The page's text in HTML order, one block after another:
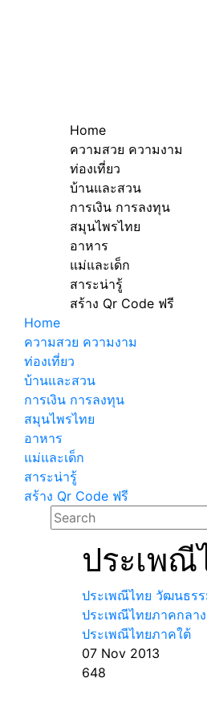
Home
ความสวย ความงาม
ท่องเที่ยว
บ้านและสวน
การเงิน การลงทุน
สมุนไพรไทย
อาหาร
แม่และเด็ก
สาระน่ารู้
สร้าง Qr Code ฟรี
Home
ความสวย ความงาม
ท่องเที่ยว
บ้านและสวน
การเงิน การลงทุน
สมุนไพรไทย
อาหาร
แม่และเด็ก
สาระน่ารู้
สร้าง Qr Code ฟรี
ประเพณี
ประเพณีไทย วัฒนธร
ประเพณีไทยภาคกลาง
ประเพณีไทยภาคใต้
07 Nov 2013
648